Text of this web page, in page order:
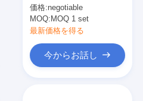
価格:negotiable
MOQ: MOQ 1 set
最新価格を得る
今からお話し